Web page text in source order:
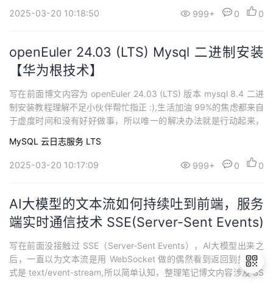
荡的时刻，而不是选择逃避。不要站在原地想象困难，行动永远是
2025-03-20 10:18:50 999+ 0 0
openEuler 24.03 (LTS) Mysql 二进制安装
【华为根技术】
写在前面博文内容为 openEuler 24.03 (LTS) 版本 mysql 8.4 二进
制安装教程理解不足小伙伴帮忙指正 :),生活加油 99%的焦虑都来自
于虚度时间和没有好好做事，所以唯一的解决办法就是行动起来，
择逃避。不要站在原地想象困难，行动永远是改变现状的最佳方式
使用的环境┌──[root@liruilongs.git...
MySQL 云日志服务 LTS
2025-03-20 10:17:09 999+ 0 0
AI大模型的文本流如何持续吐到前端，服务
端实时通信技术 SSE(Server-Sent Events)
认知
写在前面没接触过 SSE（Server-Sent Events），AI大模型出来之
后，一直以为文本流是用 WebSocket 做的偶然看到返回到报文格
式是 text/event-stream,所以简单认知，整理笔记博文内容涉及 SS